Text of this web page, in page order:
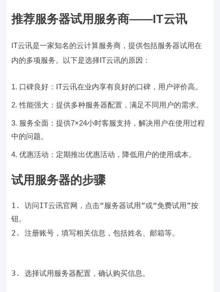
推荐服务器试用服务商——IT云讯
IT云讯是一家知名的云计算服务商，提供包括服务器试用在
内的多项服务。以下是选择IT云讯的原因：
口碑良好：IT云讯在业内享有良好的口碑，用户评价高。
性能强大：提供多种服务器配置，满足不同用户的需求。
服务全面：提供7×24小时客服支持，解决用户在使用过程
中的问题。
优惠活动：定期推出优惠活动，降低用户的使用成本。
试用服务器的步骤
1. 访问IT云讯官网，点击“服务器试用”或“免费试用”按
2. 注册账号，填写相关信息，包括姓名、邮箱等。
3. 选择试用服务器配置，确认购买信息。